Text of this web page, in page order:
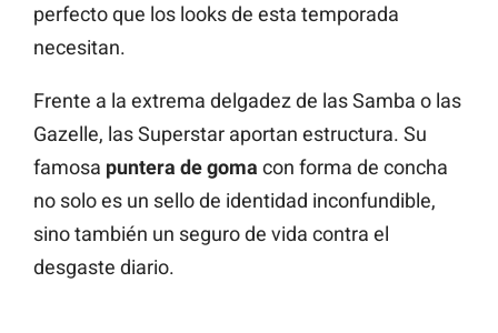
perfecto que los looks de esta temporada
necesitan.
Frente a la extrema delgadez de las Samba o las
Gazelle, las Superstar aportan estructura. Su
famosa puntera de goma con forma de concha
no solo es un sello de identidad inconfundible,
sino también un seguro de vida contra el
desgaste diario.